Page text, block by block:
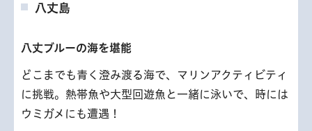
八丈島
八丈ブルーの海を堪能
どこまでも青く澄み渡る海で、マリンアクティビティ
に挑戦。熱帯魚や大型回遊魚と一緒に泳いで、時には
ウミガメにも遭遇！